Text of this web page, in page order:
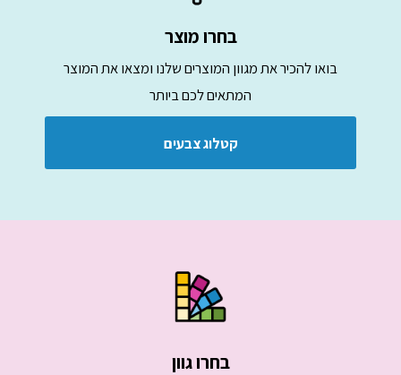
בחרו מוצר
בואו להכיר את מגוון המוצרים שלנו ומצאו את המוצר
המתאים לכם ביותר
קטלוג צבעים
בחרו גוון